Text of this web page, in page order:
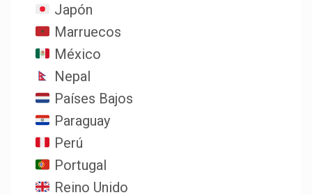
Japón
Marruecos
México
Nepal
Países Bajos
Paraguay
Perú
Portugal
Reino Unido